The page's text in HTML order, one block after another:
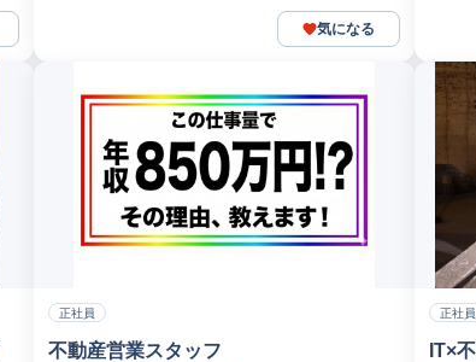
気になる
正社員
不動産営業スタッフ
正社員
IT×